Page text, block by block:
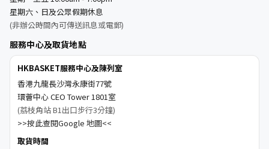
星期六、日及公眾假期休息
(非辦公時間內可傳送訊息或電郵)
服務中心及取貨地點
HKBASKET服務中心及陳列室
香港九龍長沙灣永康街77號
環薈中心 CEO Tower 1801室
(荔枝角站 B1出口步行3分鐘)
>>按此查閱Google 地圖<<
取貨時間